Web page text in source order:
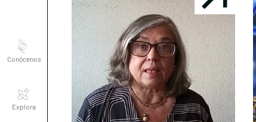
Conócenos
Explora